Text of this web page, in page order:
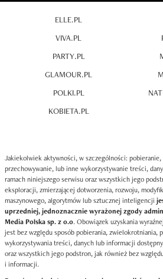
ELLE.PL
VIVA.PL
PARTY.PL
GLAMOUR.PL
POLKI.PL
KOBIETA.PL
Jakiekolwiek aktywności, w szczególności:
przechowywanie, lub inne wykorzystywanie treści,
ramach niniejszego serwisu oraz wszystkich jego
eksploracji, zmierzającej dotworzenia, rozwoju,
maszynowego, algorytmów lub sztucznej inteligencji
uprzedniej, jednoznacznie wyrażonej zgody
Media Polska sp. z o.o. Obowiązek uzyskania
jest bez względu sposób pobierania, zwielokrotniania,
wykorzystywania treści, danych lub informacji
oraz wszystkich jego podstron, jak również bez
i informacji.